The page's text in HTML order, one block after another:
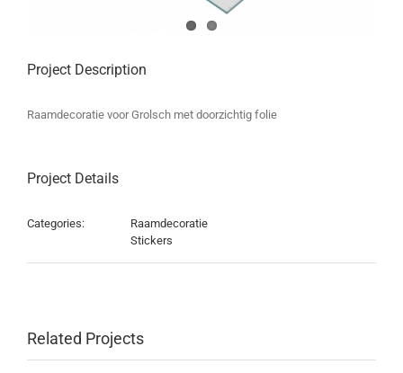
Project Description
Raamdecoratie voor Grolsch met doorzichtig folie
Project Details
Categories:
Raamdecoratie
Stickers
Related Projects